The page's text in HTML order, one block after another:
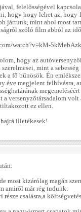
felelősségével
hogy hogy lehet az, hogy
jártunk, mint ahol most
szóló film abból az
watch?v=kM-5kMebAzk
hogy az
mint a sebesség
a fő bűnösök. Én
éve megjelent felhívásra,
megemeléséért
a versenyzőtársadalom volt
ez ellen.
illetékesek!
most kizárólag magán
amiről már rég tudunk:
csalásra,a